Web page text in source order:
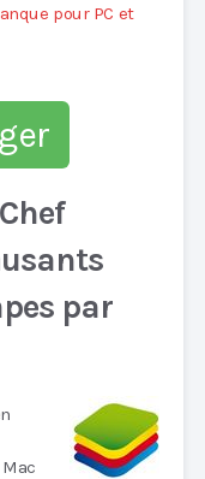
pour PC et
par